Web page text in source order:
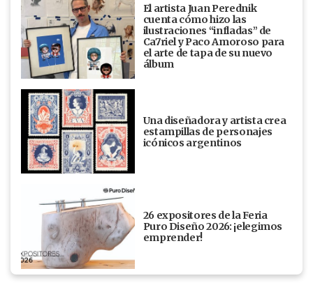
El artista Juan Perednik
cuenta cómo hizo las
ilustraciones “infladas” de
Ca7riel y Paco Amoroso para
el arte de tapa de su nuevo
álbum
Una diseñadora y artista crea
estampillas de personajes
icónicos argentinos
26 expositores de la Feria
Puro Diseño 2026: ¡elegimos
emprender!